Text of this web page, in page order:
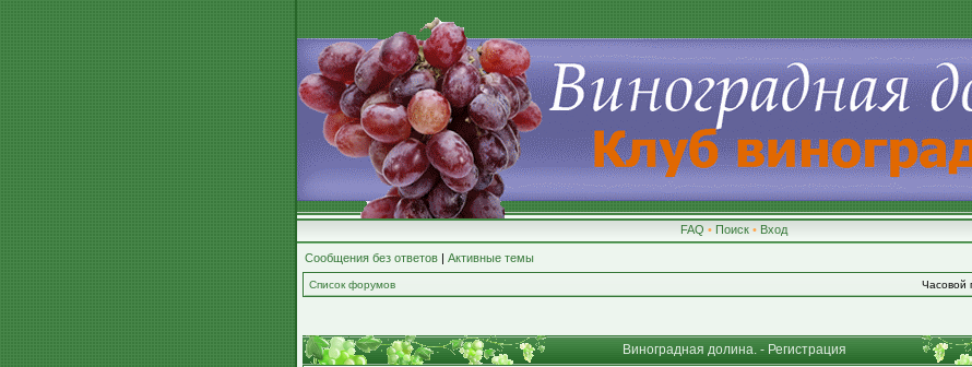
FAQ • Поиск • Вход
Сообщения без ответов | Активные темы
Список форумов Часовой
Виноградная долина. - Регистрация